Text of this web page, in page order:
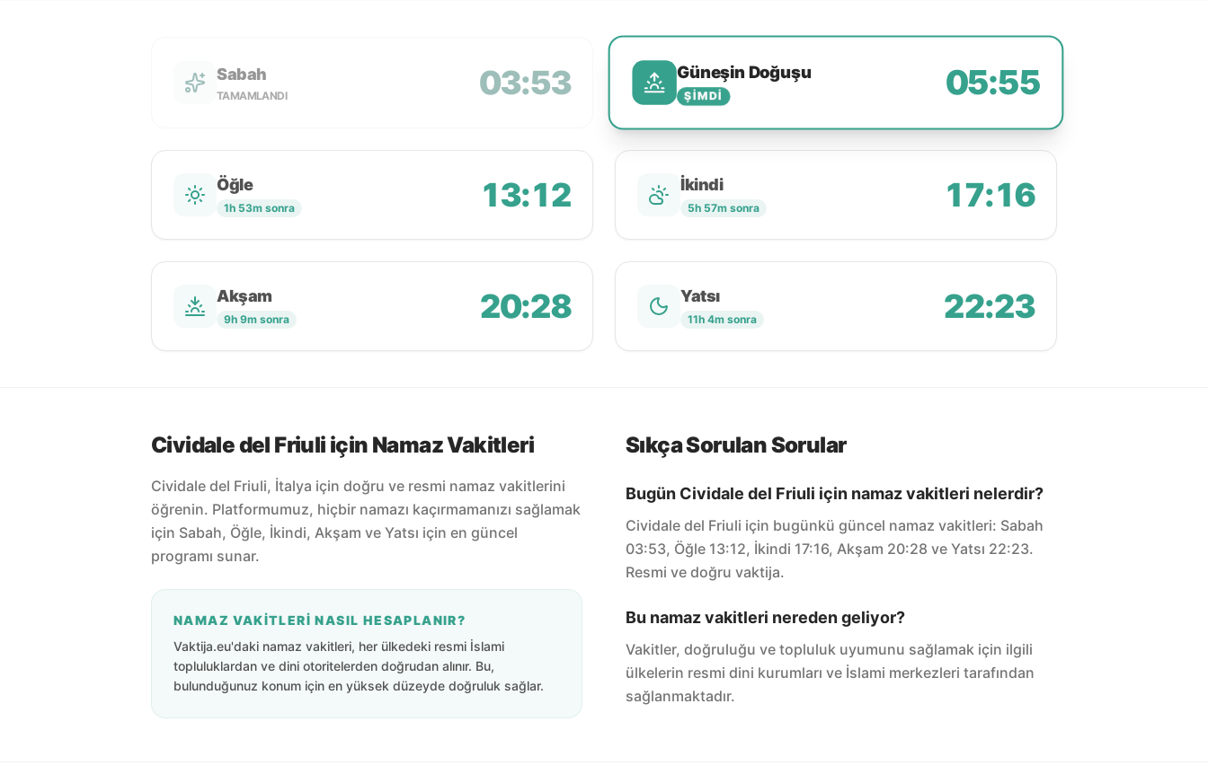
Sabah
TAMAMLANDI 03:53 Güneşin Doğuşu
ŞIMDI 05:55
Öğle
1h 53m sonra 13:12 İkindi
5h 57m sonra 17:16
Akşam
9h 9m sonra 20:28 Yatsı
11h 4m sonra 22:23
Cividale del Friuli için Namaz Vakitleri
Cividale del Friuli, İtalya için doğru ve resmi namaz vakitlerini
öğrenin. Platformumuz, hiçbir namazı kaçırmamanızı sağlamak
için Sabah, Öğle, İkindi, Akşam ve Yatsı için en güncel
programı sunar.
NAMAZ VAKITLERI NASIL HESAPLANIR?
Vaktija.eu'daki namaz vakitleri, her ülkedeki resmi İslami
topluluklardan ve dini otoritelerden doğrudan alınır. Bu,
bulunduğunuz konum için en yüksek düzeyde doğruluk sağlar.
Sıkça Sorulan Sorular
Bugün Cividale del Friuli için namaz vakitleri nelerdir?
Cividale del Friuli için bugünkü güncel namaz vakitleri: Sabah
03:53, Öğle 13:12, İkindi 17:16, Akşam 20:28 ve Yatsı 22:23.
Resmi ve doğru vaktija.
Bu namaz vakitleri nereden geliyor?
Vakitler, doğruluğu ve topluluk uyumunu sağlamak için ilgili
ülkelerin resmi dini kurumları ve İslami merkezleri tarafından
sağlanmaktadır.